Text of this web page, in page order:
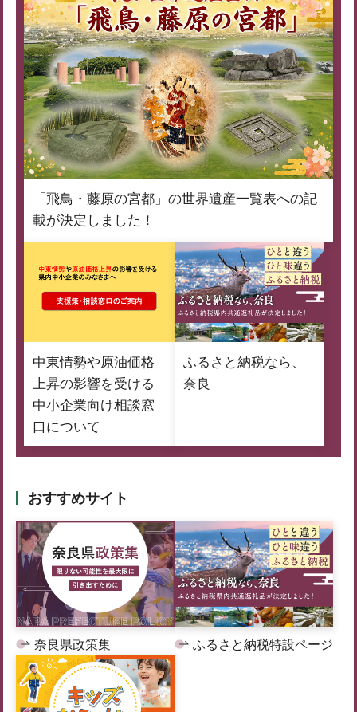
「飛鳥・藤原の宮都」の世界遺産一覧表への記
載が決定しました！
中東情勢や原油価格
上昇の影響を受ける
中小企業向け相談窓
口について
ふるさと納税なら、
奈良
おすすめサイト
奈良県政策集 ふるさと納税特設ページ